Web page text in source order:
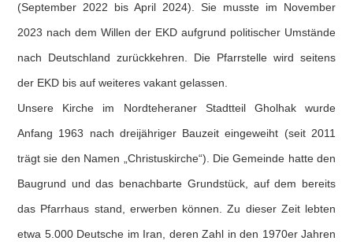
(September 2022 bis April 2024). Sie musste im November
2023 nach dem Willen der EKD aufgrund politischer Umstände
nach Deutschland zurückkehren. Die Pfarrstelle wird seitens
der EKD bis auf weiteres vakant gelassen.
Unsere Kirche im Nordteheraner Stadtteil Gholhak wurde
Anfang 1963 nach dreijähriger Bauzeit eingeweiht (seit 2011
trägt sie den Namen „Christuskirche“). Die Gemeinde hatte den
Baugrund und das benachbarte Grundstück, auf dem bereits
das Pfarrhaus stand, erwerben können. Zu dieser Zeit lebten
etwa 5.000 Deutsche im Iran, deren Zahl in den 1970er Jahren